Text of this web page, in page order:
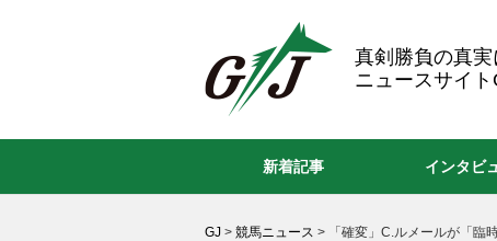
真剣勝負の真
ニュースサイト
GJ > 競馬ニュース > 「確変」C.ルメールが「臨
新着記事 インタビ